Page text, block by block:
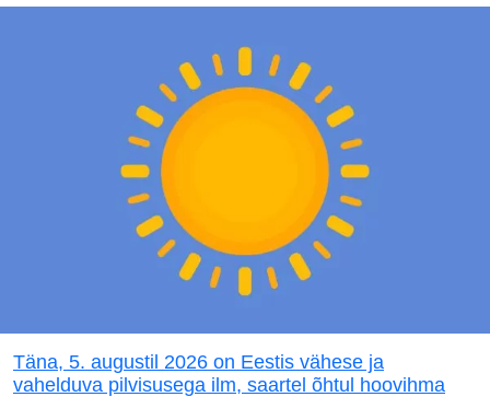
Täna, 5. augustil 2026 on Eestis vähese ja
vahelduva pilvisusega ilm, saartel õhtul hoovihma